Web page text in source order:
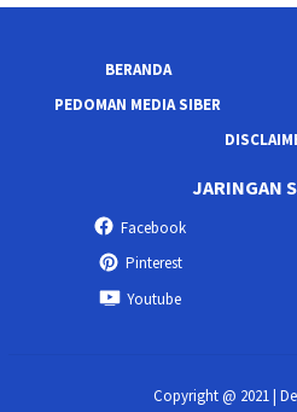
BERANDA
PEDOMAN MEDIA SIBER
JARINGAN
Facebook
Pinterest
Youtube
Copyright @ 2021 |